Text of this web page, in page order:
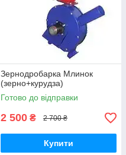
Зернодробарка Млинок
(зерно+курудза)
Готово до відправки
2 500 ₴ 2 700 ₴
Купити